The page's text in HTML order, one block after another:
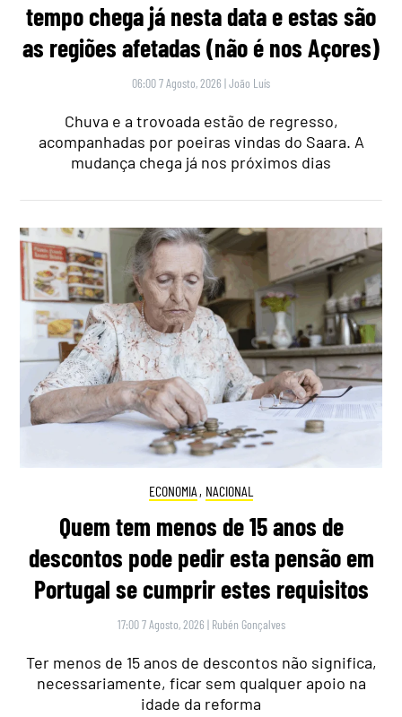
tempo chega já nesta data e estas são
as regiões afetadas (não é nos Açores)
06:00 7 Agosto, 2026 |João Luís
Chuva e a trovoada estão de regresso,
acompanhadas por poeiras vindas do Saara. A
mudança chega já nos próximos dias
ECONOMIA , NACIONAL
Quem tem menos de 15 anos de
descontos pode pedir esta pensão em
Portugal se cumprir estes requisitos
17:00 7 Agosto, 2026 | Rubén Gonçalves
Ter menos de 15 anos de descontos não significa,
necessariamente, ficar sem qualquer apoio na
idade da reforma